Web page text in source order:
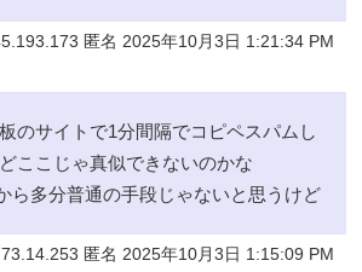
匿名 2025年10月3日 1:21:34 PM
のサイトで1分間隔でコピペスパムし
ここじゃ真似できないのかな
ら多分普通の手段じゃないと思うけど
匿名 2025年10月3日 1:15:09 PM